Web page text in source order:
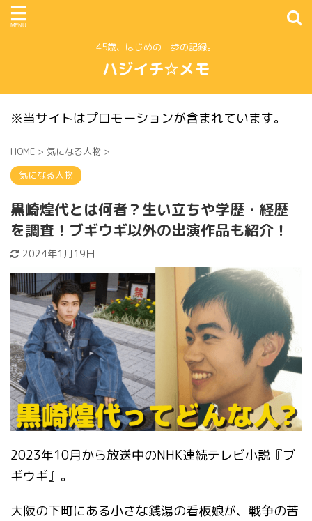
45歳、はじめの一歩の記録。
ハジイチ☆メモ
※当サイトはプロモーションが含まれています。
HOME > 気になる人物 >
気になる人物
黒崎煌代とは何者？生い立ちや学歴・経歴
を調査！ブギウギ以外の出演作品も紹介！
2024年1月19日
2023年10月から放送中のNHK連続テレビ小説『ブ
ギウギ』。
大阪の下町にある小さな銭湯の看板娘が、戦争の苦